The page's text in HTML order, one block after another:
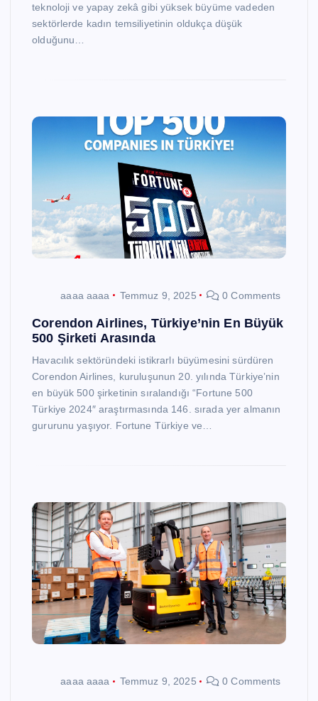
teknoloji ve yapay zekâ gibi yüksek büyüme vadeden
sektörlerde kadın temsiliyetinin oldukça düşük
olduğunu…
aaaa aaaa Temmuz 9, 2025 0 Comments
Corendon Airlines, Türkiye’nin En Büyük
500 Şirketi Arasında
Havacılık sektöründeki istikrarlı büyümesini sürdüren
Corendon Airlines, kuruluşunun 20. yılında Türkiye’nin
en büyük 500 şirketinin sıralandığı “Fortune 500
Türkiye 2024″ araştırmasında 146. sırada yer almanın
gururunu yaşıyor. Fortune Türkiye ve…
aaaa aaaa Temmuz 9, 2025 0 Comments